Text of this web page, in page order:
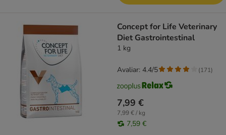
Concept for Life Veterinary
Diet Gastrointestinal
1 kg
7,99 €
7,99 € / kg
7,59 €
Avaliar: 4.4/5 (171)